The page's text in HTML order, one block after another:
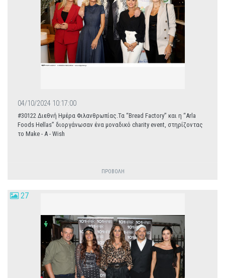
04/10/2024 10:17:00
#30122 Διεθνή Ημέρα Φιλανθρωπίας.Τα “Bread Factory” και η “Arla
Foods Hellas” διοργάνωσαν ένα μοναδικό charity event, στηρίζοντας
το Make - A - Wish
ΠΡΟΒΟΛΗ
27